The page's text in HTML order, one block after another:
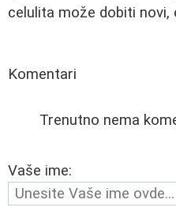
celulita može dobiti novi,
Komentari
Trenutno nema
Vaše ime: